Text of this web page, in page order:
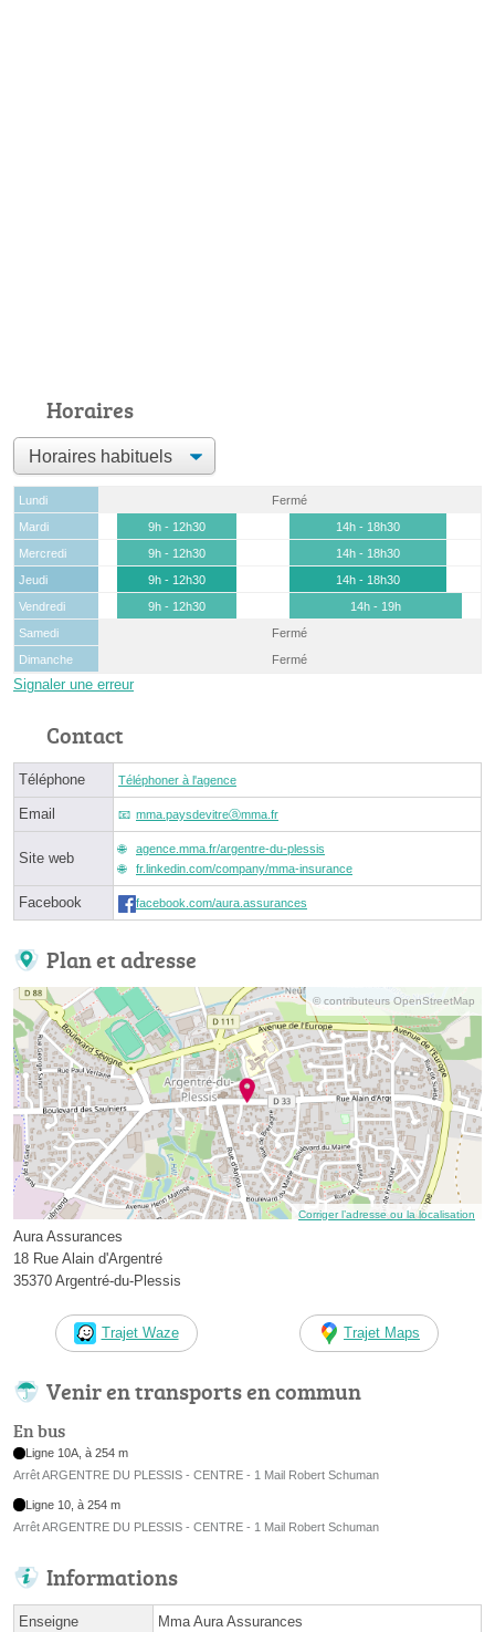
Horaires
Lundi
Fermé
Mardi
9h - 12h30
14h - 18h30
Mercredi
9h - 12h30
14h - 18h30
Jeudi
9h - 12h30
14h - 18h30
Vendredi
9h - 12h30
14h - 19h
Samedi
Fermé
Dimanche
Fermé
Signaler une erreur
Contact
Téléphone Téléphoner à l'agence
Email mma.paysdevitreⓐmma.fr
Site web
agence.mma.fr/argentre-du-plessis
fr.linkedin.com/company/mma-insurance
Facebook facebook.com/aura.assurances
Plan et adresse
© contributeurs OpenStreetMap
Corriger l’adresse ou la localisation
Aura Assurances
18 Rue Alain d'Argentré
35370 Argentré-du-Plessis
Trajet Waze Trajet Maps
Venir en transports en commun
En bus
Ligne 10A, à 254 m
Arrêt ARGENTRE DU PLESSIS - CENTRE - 1 Mail Robert Schuman
Ligne 10, à 254 m
Arrêt ARGENTRE DU PLESSIS - CENTRE - 1 Mail Robert Schuman
Informations
Enseigne Mma Aura Assurances